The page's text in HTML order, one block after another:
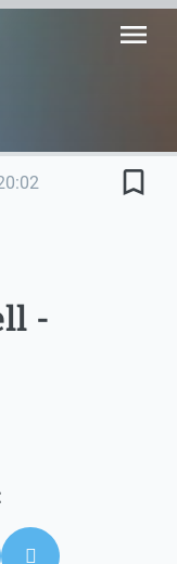
menu
bookmark_border
-